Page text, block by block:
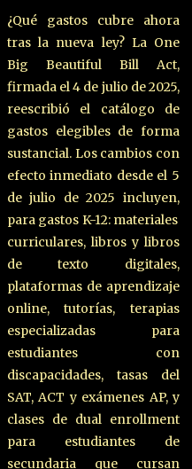
¿Qué gastos cubre ahora
tras la nueva ley? La One
Big Beautiful Bill Act,
firmada el 4 de julio de 2025,
reescribió el catálogo de
gastos elegibles de forma
sustancial. Los cambios con
efecto inmediato desde el 5
de julio de 2025 incluyen,
para gastos K-12: materiales
curriculares, libros y libros
de texto digitales,
plataformas de aprendizaje
online, tutorías, terapias
especializadas para
estudiantes con
discapacidades, tasas del
SAT, ACT y exámenes AP, y
clases de dual enrollment
para estudiantes de
secundaria que cursan